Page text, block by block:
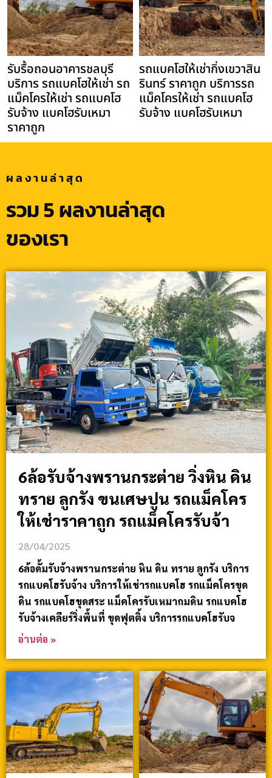
รับรื้อถอนอาคารชลบุรี
บริการ รถแบคโฮให้เช่า รถ
แม็คโครให้เช่า รถแบคโฮ
รับจ้าง แบคโฮรับเหมา
ราคาถูก
รถแบคโฮให้เช่ากิ่งเขวาสิน
รินทร์ ราคาถูก บริการรถ
แม็คโครให้เช่า รถแบคโฮ
รับจ้าง แบคโฮรับเหมา
ผลงานล่าสุด
รวม 5 ผลงานล่าสุด
ของเรา
6ล้อรับจ้างพรานกระต่าย วิ่งหิน ดิน
ทราย ลูกรัง ขนเศษปูน รถแม็คโคร
ให้เช่าราคาถูก รถแม็คโครรับจ้า
28/04/2025
6ล้อดั้มรับจ้างพรานกระต่าย หิน ดิน ทราย ลูกรัง บริการ
รถแบคโฮรับจ้าง บริการให้เช่ารถแบคโฮ รถแม็คโครขุด
ดิน รถแบคโฮขุดสระ แม็คโครรับเหมาถมดิน รถแบคโฮ
รับจ้างเคลียร์ริ่งพื้นที่ ขุดฟุตติ้ง บริการรถแบคโฮรับจ
อ่านต่อ »